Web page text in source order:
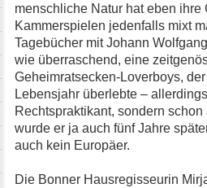
menschliche Natur hat eben ihre
Kammerspielen jedenfalls mixt
Tagebücher mit Johann
wie überraschend, eine
Geheimratsecken-Loverboys,
Lebensjahr überlebte –
Rechtspraktikant, sondern
wurde er ja auch fünf Jahre
auch kein Europäer.
Die Bonner Hausregisseurin